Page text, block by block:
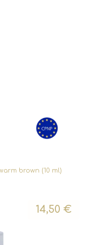
brown (10 ml)
14,50 €